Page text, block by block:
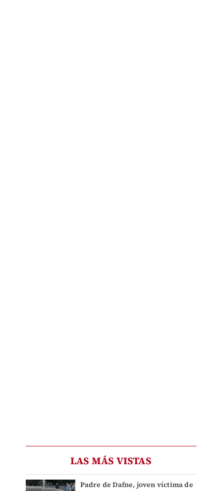
LAS MÁS VISTAS
Padre de Dafne, joven víctima de